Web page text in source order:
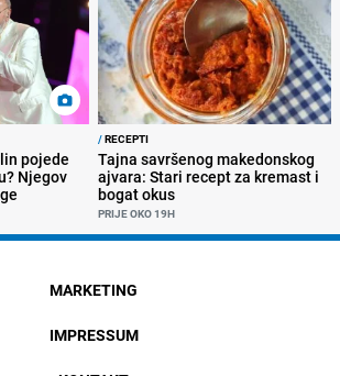
pojede
Njegov
/RECEPTI
Tajna savršenog makedonskog
ajvara: Stari recept za kremast i
bogat okus
PRIJE OKO 19H
MARKETING
IMPRESSUM